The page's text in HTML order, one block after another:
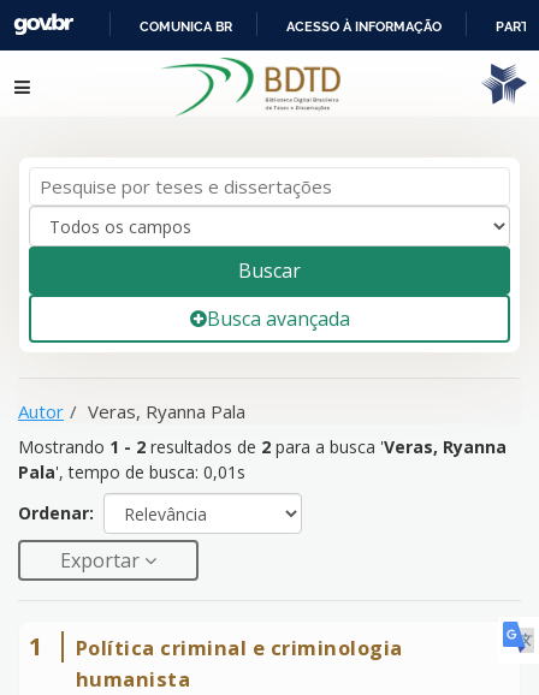
IR
PARA
COMUNICA BR ACESSO À INFORMAÇÃO
resultados de 2para a busca '
Veras, Ryanna
Pala
Pular para o conteúdo
Buscar
Busca avançada
Autor Veras, Ryanna Pala
Mostrando 1 - 2 resultados de 2 para a busca 'Veras, Ryanna
Pala', tempo de busca: 0,01s
Ordenar:
Exportar
1
Política criminal e criminologia
humanista